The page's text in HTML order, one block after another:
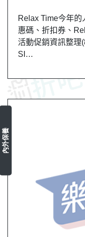
Relax Time今年
惠碼、折扣券、
活動促銷資訊整理
SI…
內外保養